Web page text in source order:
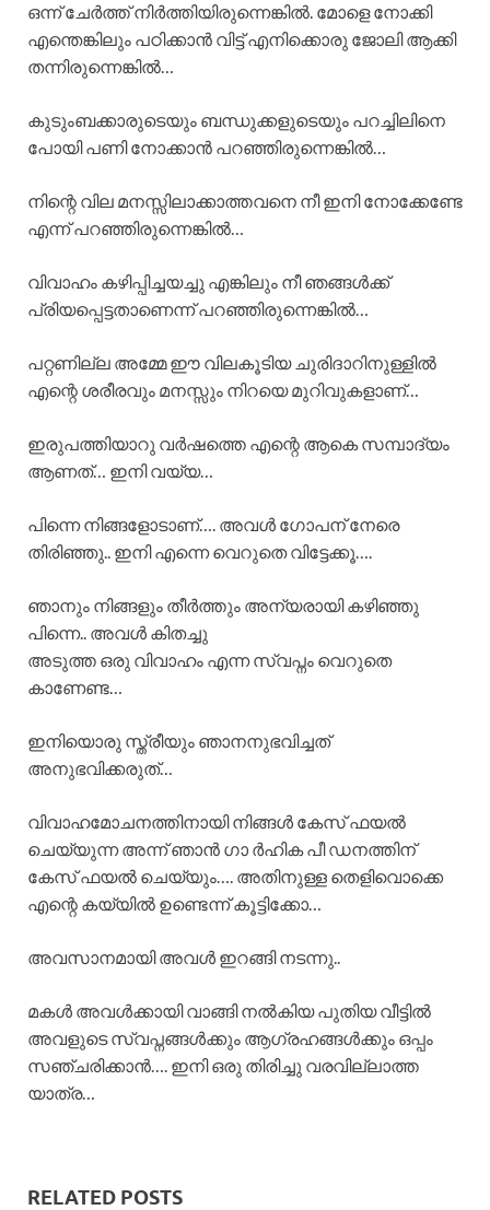
ഒന്ന് ചേർത്ത് നിർത്തിയിരുന്നെങ്കിൽ. മോളെ നോക്കി
എന്തെങ്കിലും പഠിക്കാൻ വിട്ട് എനിക്കൊരു ജോലി ആക്കി
തന്നിരുന്നെങ്കിൽ…
കുടുംബക്കാരുടെയും ബന്ധുക്കളുടെയും പറച്ചിലിനെ
പോയി പണി നോക്കാൻ പറഞ്ഞിരുന്നെങ്കിൽ…
നിന്റെ വില മനസ്സിലാക്കാത്തവനെ നീ ഇനി നോക്കേണ്ടേ
എന്ന് പറഞ്ഞിരുന്നെങ്കിൽ…
വിവാഹം കഴിപ്പിച്ചയച്ചു എങ്കിലും നീ ഞങ്ങൾക്ക്
പ്രിയപ്പെട്ടതാണെന്ന് പറഞ്ഞിരുന്നെങ്കിൽ…
പറ്റണില്ല അമ്മേ ഈ വിലകൂടിയ ചുരിദാറിനുള്ളിൽ
എന്റെ ശരീരവും മനസ്സും നിറയെ മുറിവുകളാണ്…
ഇരുപത്തിയാറു വർഷത്തെ എന്റെ ആകെ സമ്പാദ്യം
ആണത്… ഇനി വയ്യ…
പിന്നെ നിങ്ങളോടാണ്…. അവൾ ഗോപന് നേരെ
തിരിഞ്ഞു.. ഇനി എന്നെ വെറുതെ വിട്ടേക്കൂ….
ഞാനും നിങ്ങളും തീർത്തും അന്യരായി കഴിഞ്ഞു
പിന്നെ.. അവൾ കിതച്ചു
അടുത്ത ഒരു വിവാഹം എന്ന സ്വപ്നം വെറുതെ
കാണേണ്ട…
ഇനിയൊരു സ്ത്രീയും ഞാനനുഭവിച്ചത്
അനുഭവിക്കരുത്…
വിവാഹമോചനത്തിനായി നിങ്ങൾ കേസ് ഫയൽ
ചെയ്യുന്ന അന്ന് ഞാൻ ഗാ ർഹിക പീ ഡനത്തിന്
കേസ് ഫയൽ ചെയ്യും…. അതിനുള്ള തെളിവൊക്കെ
എന്റെ കയ്യിൽ ഉണ്ടെന്ന് കൂട്ടിക്കോ…
അവസാനമായി അവൾ ഇറങ്ങി നടന്നു..
മകൾ അവൾക്കായി വാങ്ങി നൽകിയ പുതിയ വീട്ടിൽ
അവളുടെ സ്വപ്നങ്ങൾക്കും ആഗ്രഹങ്ങൾക്കും ഒപ്പം
സഞ്ചരിക്കാൻ…. ഇനി ഒരു തിരിച്ചു വരവില്ലാത്ത
യാത്ര…
RELATED POSTS